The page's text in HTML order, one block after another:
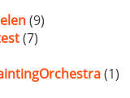
(9)
(7)
(1)